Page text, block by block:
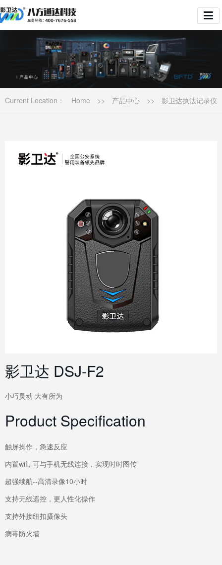
Current Location： Home >> 产品中心 >> 影卫达执法记录仪
影卫达 DSJ-F2
小巧灵动 大有所为
Product Specification
触屏操作，急速反应
内置wifi, 可与手机无线连接，实现时时图传
超强续航--高清录像10小时
支持无线遥控，更人性化操作
支持外接纽扣摄像头
病毒防火墙